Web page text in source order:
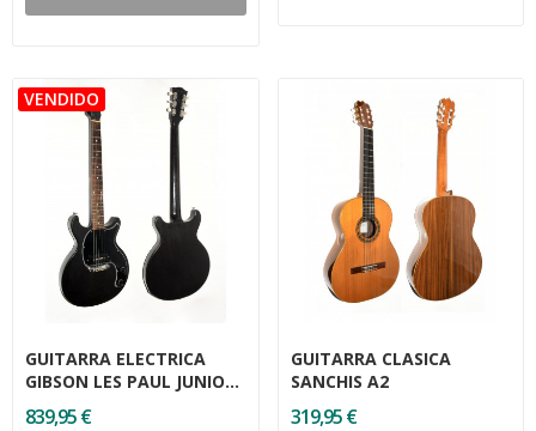
GUITARRA ELECTRICA
GIBSON LES PAUL JUNIO
USA
839,95 €
GUITARRA CLASICA
SANCHIS A2
319,95 €